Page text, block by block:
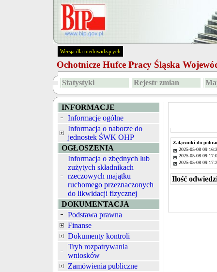
Wersja dla niedowidzących
Ochotnicze Hufce Pracy Śląska
Statystyki Rejestr zmian
INFORMACJE
Informacje ogólne
Informacja o naborze do
jednostek ŚWK OHP
OGŁOSZENIA
Informacja o zbędnych lub
zużytych składnikach
rzeczowych majątku
ruchomego przeznaczonych
do likwidacji fizycznej
DOKUMENTACJA
Podstawa prawna
Finanse
Dokumenty kontroli
Tryb rozpatrywania
wniosków
Zamówienia publiczne
Załączniki do
2025-05-08
2025-05-08
2025-05-08
Ilość